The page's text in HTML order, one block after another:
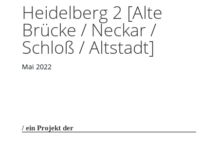
Heidelberg 2 [Alte
Brücke / Neckar /
Schloß / Altstadt]
Mai 2022
ein Projekt der